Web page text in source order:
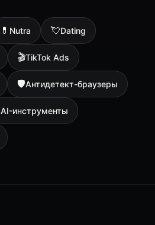
💊 Nutra 💘Dating
🎬TikTok Ads
🛡Антидетект-браузеры
AI-инструменты